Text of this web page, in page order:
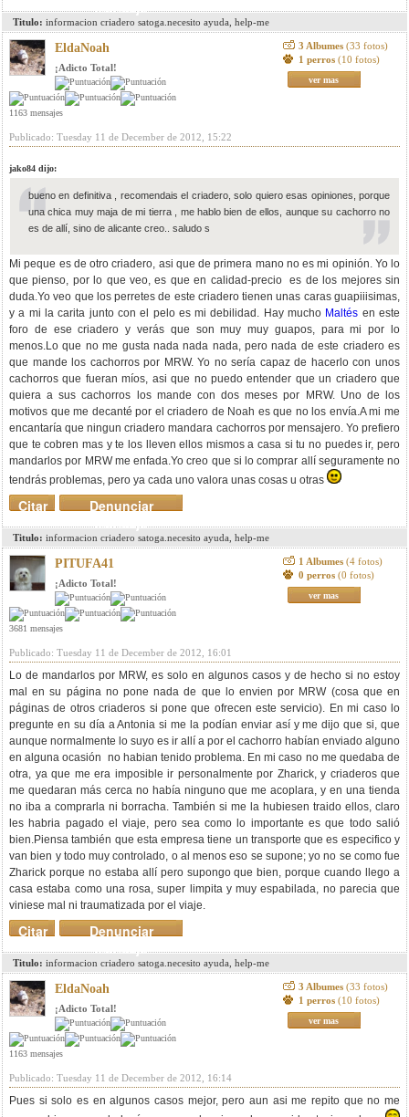
mensaje
Titulo: informacion criadero satoga.necesito ayuda, help-me
EldaNoah
¡Adicto Total!
1163 mensajes
3 Albumes (33 fotos)
1 perros (10 fotos)
ver mas
Publicado: Tuesday 11 de December de 2012, 15:22
jako84 dijo:
bueno en definitiva , recomendais el criadero, solo quiero esas opiniones, porque
una chica muy maja de mi tierra , me hablo bien de ellos, aunque su cachorro no
es de allí, sino de alicante creo.. saludo s
Mi peque es de otro criadero, asi que de primera mano no es mi opinión. Yo lo
que pienso, por lo que veo, es que en calidad-precio es de los mejores sin
duda.Yo veo que los perretes de este criadero tienen unas caras guapiiisimas,
y a mi la carita junto con el pelo es mi debilidad. Hay mucho Maltés en este
foro de ese criadero y verás que son muy muy guapos, para mi por lo
menos.Lo que no me gusta nada nada nada, pero nada de este criadero es
que mande los cachorros por MRW. Yo no sería capaz de hacerlo con unos
cachorros que fueran míos, asi que no puedo entender que un criadero que
quiera a sus cachorros los mande con dos meses por MRW. Uno de los
motivos que me decanté por el criadero de Noah es que no los envía.A mi me
encantaría que ningun criadero mandara cachorros por mensajero. Yo prefiero
que te cobren mas y te los lleven ellos mismos a casa si tu no puedes ir, pero
mandarlos por MRW me enfada.Yo creo que si lo comprar allí seguramente no
tendrás problemas, pero ya cada uno valora unas cosas u otras
Denunciar
mensaje
Citar
Titulo: informacion criadero satoga.necesito ayuda, help-me
PITUFA41
¡Adicto Total!
3681 mensajes
1 Albumes (4 fotos)
0 perros (0 fotos)
ver mas
Publicado: Tuesday 11 de December de 2012, 16:01
Lo de mandarlos por MRW, es solo en algunos casos y de hecho si no estoy
mal en su página no pone nada de que lo envien por MRW (cosa que en
páginas de otros criaderos si pone que ofrecen este servicio). En mi caso lo
pregunte en su día a Antonia si me la podían enviar así y me dijo que si, que
aunque normalmente lo suyo es ir allí a por el cachorro habían enviado alguno
en alguna ocasión no habian tenido problema. En mi caso no me quedaba de
otra, ya que me era imposible ir personalmente por Zharick, y criaderos que
me quedaran más cerca no había ninguno que me acoplara, y en una tienda
no iba a comprarla ni borracha. También si me la hubiesen traido ellos, claro
les habria pagado el viaje, pero sea como lo importante es que todo salió
bien.Piensa también que esta empresa tiene un transporte que es especifico y
van bien y todo muy controlado, o al menos eso se supone; yo no se como fue
Zharick porque no estaba allí pero supongo que bien, porque cuando llego a
casa estaba como una rosa, super limpita y muy espabilada, no parecia que
viniese mal ni traumatizada por el viaje.
Denunciar
mensaje
Citar
Titulo: informacion criadero satoga.necesito ayuda, help-me
EldaNoah
¡Adicto Total!
1163 mensajes
3 Albumes (33 fotos)
1 perros (10 fotos)
ver mas
Publicado: Tuesday 11 de December de 2012, 16:14
Pues si solo es en algunos casos mejor, pero aun asi me repito que no me